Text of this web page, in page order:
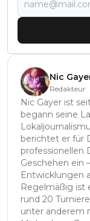
Nic
Redakteur
Nic Gayer ist
begann seine
berichtet er für
professionellen
Geschehen ein
Entwicklungen
Regelmäßig ist
rund 20
unter anderem